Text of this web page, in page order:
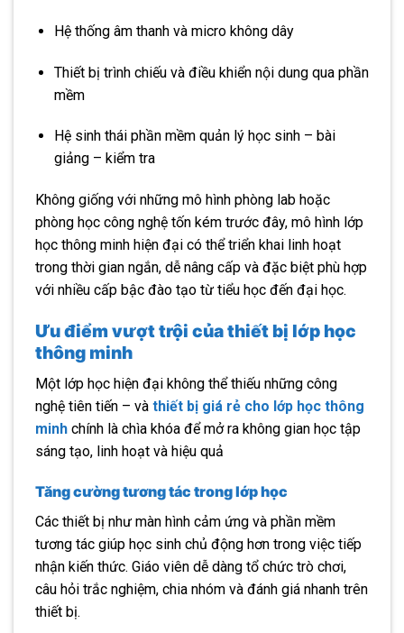
Hệ thống âm thanh và micro không dây
Thiết bị trình chiếu và điều khiển nội dung qua phần
mềm
Hệ sinh thái phần mềm quản lý học sinh – bài
giảng – kiểm tra
Không giống với những mô hình phòng lab hoặc
phòng học công nghệ tốn kém trước đây, mô hình lớp
học thông minh hiện đại có thể triển khai linh hoạt
trong thời gian ngắn, dễ nâng cấp và đặc biệt phù hợp
với nhiều cấp bậc đào tạo từ tiểu học đến đại học.
Ưu điểm vượt trội của thiết bị lớp học
thông minh
Một lớp học hiện đại không thể thiếu những công
nghệ tiên tiến – và thiết bị giá rẻ cho lớp học thông
minh chính là chìa khóa để mở ra không gian học tập
sáng tạo, linh hoạt và hiệu quả
Tăng cường tương tác trong lớp học
Các thiết bị như màn hình cảm ứng và phần mềm
tương tác giúp học sinh chủ động hơn trong việc tiếp
nhận kiến thức. Giáo viên dễ dàng tổ chức trò chơi,
câu hỏi trắc nghiệm, chia nhóm và đánh giá nhanh trên
thiết bị.